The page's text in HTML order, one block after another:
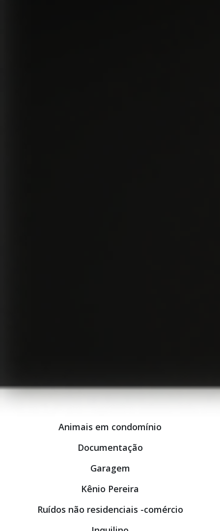
Animais em condomínio
Documentação
Garagem
Kênio Pereira
Ruídos não residenciais -comércio